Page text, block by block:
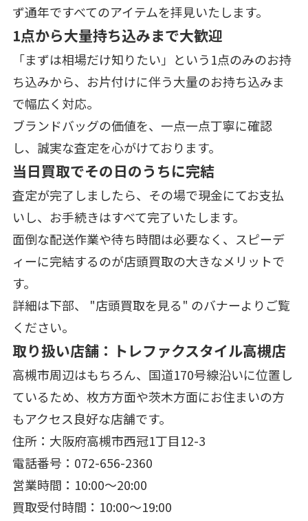
ず通年ですべてのアイテムを拝見いたします。
1点から大量持ち込みまで大歓迎
「まずは相場だけ知りたい」という1点のみのお持
ち込みから、お片付けに伴う大量のお持ち込みま
で幅広く対応。
ブランドバッグの価値を、一点一点丁寧に確認
し、誠実な査定を心がけております。
当日買取でその日のうちに完結
査定が完了しましたら、その場で現金にてお支払
いし、お手続きはすべて完了いたします。
面倒な配送作業や待ち時間は必要なく、スピーデ
ィーに完結するのが店頭買取の大きなメリットで
す。
詳細は下部、 "店頭買取を見る" のバナーよりご覧
ください。
取り扱い店舗：トレファクスタイル高槻店
高槻市周辺はもちろん、国道170号線沿いに位置し
ているため、枚方方面や茨木方面にお住まいの方
もアクセス良好な店舗です。
住所：大阪府高槻市西冠1丁目12-3
電話番号：072-656-2360
営業時間：10:00～20:00
買取受付時間：10:00～19:00